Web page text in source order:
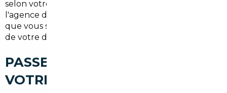
selon votre préférence : récupération directement à
l'agence de Bordeaux, ou
que vous soyez en Gironde, selon l'option choisie lors
de votre demande.
PASSEZ À L'ACTION : OBTENEZ
VOTRE DEVIS PERSONNALISÉ